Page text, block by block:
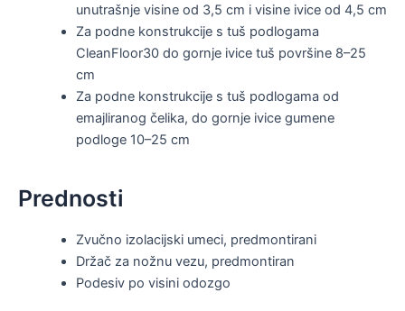
unutrašnje visine od 3,5 cm i visine ivice od 4,5 cm
Za podne konstrukcije s tuš podlogama
CleanFloor30 do gornje ivice tuš površine 8–25
cm
Za podne konstrukcije s tuš podlogama od
emajliranog čelika, do gornje ivice gumene
podloge 10–25 cm
Prednosti
Zvučno izolacijski umeci, predmontirani
Držač za nožnu vezu, predmontiran
Podesiv po visini odozgo